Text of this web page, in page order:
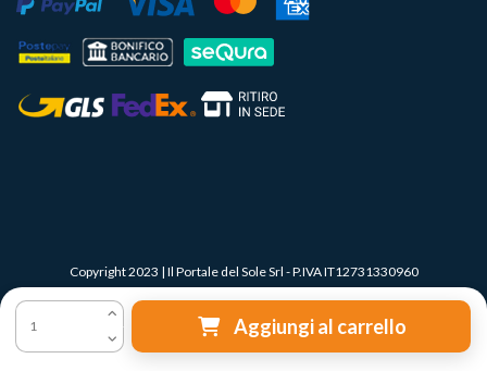
Aggiungi al carrello
Copyright 2023 | Il Portale del Sole Srl - P.IVA IT12731330960
Le tue preferenze relative alla privacy